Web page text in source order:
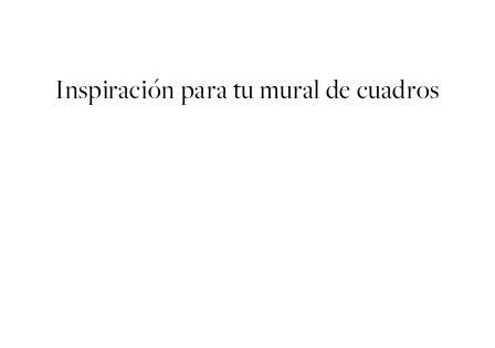
Inspiración para tu mural de cuadros